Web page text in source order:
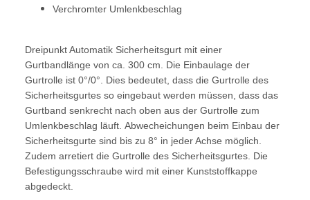
Verchromter Umlenkbeschlag
Dreipunkt Automatik Sicherheitsgurt mit einer
Gurtbandlänge von ca. 300 cm. Die Einbaulage der
Gurtrolle ist 0°/0°. Dies bedeutet, dass die Gurtrolle des
Sicherheitsgurtes so eingebaut werden müssen, dass das
Gurtband senkrecht nach oben aus der Gurtrolle zum
Umlenkbeschlag läuft. Abwecheichungen beim Einbau der
Sicherheitsgurte sind bis zu 8° in jeder Achse möglich.
Zudem arretiert die Gurtrolle des Sicherheitsgurtes. Die
Befestigungsschraube wird mit einer Kunststoffkappe
abgedeckt.